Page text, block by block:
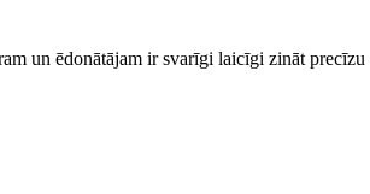
un ēdonātājam ir svarīgi laicīgi zināt